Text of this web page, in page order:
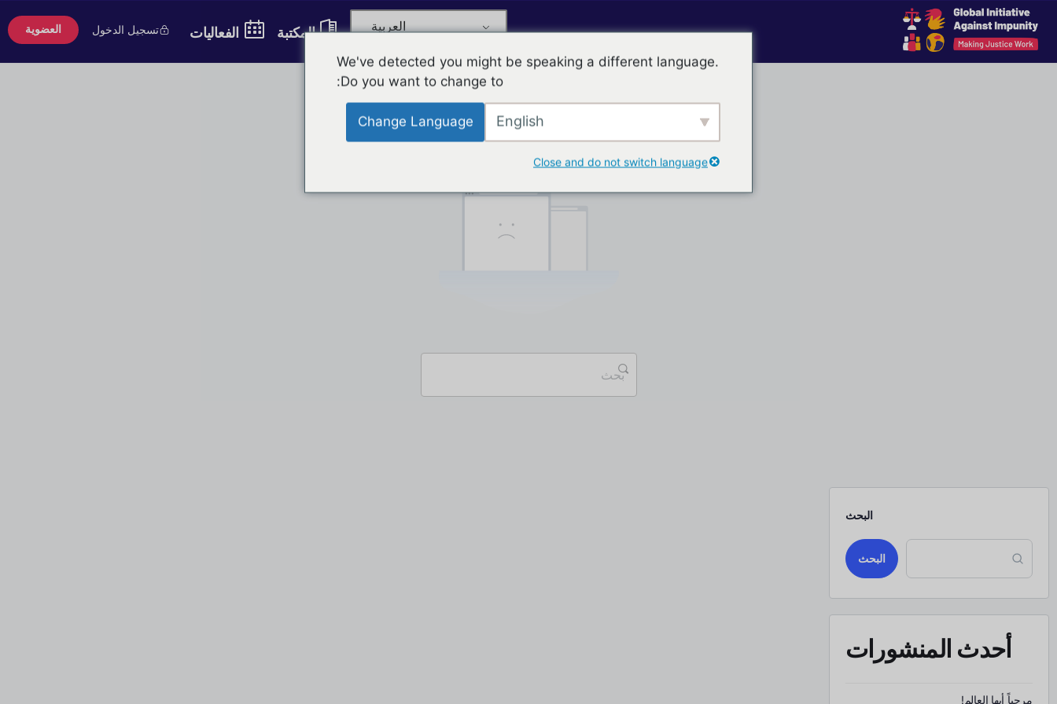
العربية المكتبة الفعاليات تسجيل الدخول العضوية
لم يتم العثور على نتائج!
يبدو أننا لا نستطيع العثور على ما تبحث عنه.
البحث
البحث
أحدث المنشورات
مرحباً أيها العالم!
We've detected you might be speaking a different language.
Do you want to change to:
English
Change Language
Close and do not switch language